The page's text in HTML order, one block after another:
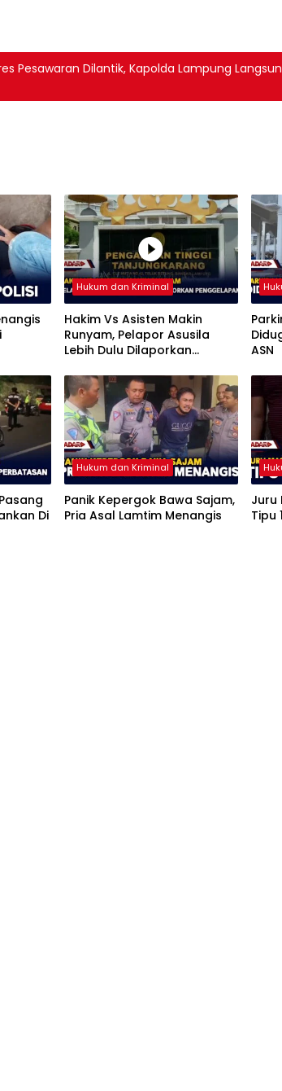
Pesawaran Dilantik, Kapolda Lampung
Hukum dan Kriminal
Hakim Vs Asisten Makin
Runyam, Pelapor Asusila
Lebih Dulu Dilaporkan
ASN
Di
Hukum dan Kriminal
Panik Kepergok Bawa Sajam,
Pria Asal Lamtim Menangis
Juru
Tipu